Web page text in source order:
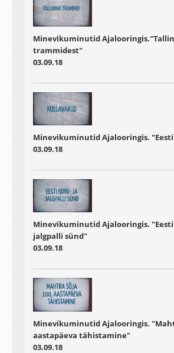
Minevikuminutid
trammidest"
03.09.18
Minevikuminutid Ajalooringis.
03.09.18
Minevikuminutid Ajalooringis.
jalgpalli sünd"
03.09.18
Minevikuminutid Ajalooringis.
aastapäeva tähistamine"
03.09.18